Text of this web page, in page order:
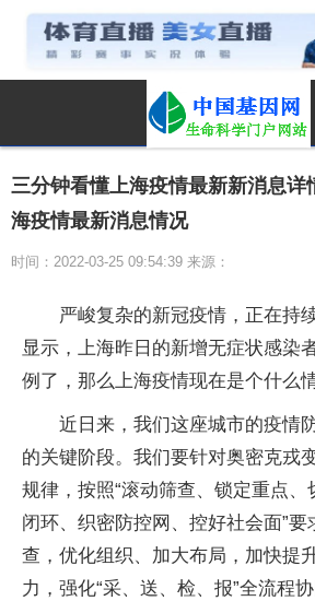
三分钟看懂上海疫情最新新消息详
海疫情最新消息情况
时间：2022-03-25 09:54:39 来源：
严峻复杂的新冠疫情，正在持
显示，上海昨日的新增无症状感染
例了，那么上海疫情现在是个什么
近日来，我们这座城市的疫情
的关键阶段。我们要针对奥密克戎
规律，按照“滚动筛查、锁定重点
闭环、织密防控网、控好社会面”
查，优化组织、加大布局，加快提
力，强化“采、送、检、报”全流程